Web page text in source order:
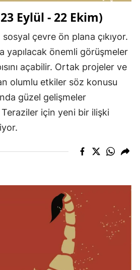
Eylül - 22 Ekim)
çevre ön plana çıkıyor.
yapılacak önemli görüşmeler
açabilir. Ortak projeler ve
olumlu etkiler söz konusu
güzel gelişmeler
Teraziler için yeni bir ilişki